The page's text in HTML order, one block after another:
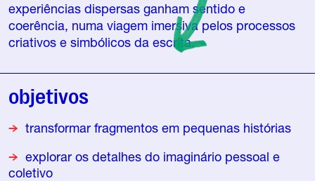
experiências dispersas ganham sentido e
coerência, numa viagem imersiva pelos processos
criativos e simbólicos da escrita.
objetivos
transformar fragmentos em pequenas histórias
explorar os detalhes do imaginário pessoal e
coletivo